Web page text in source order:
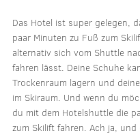
Das Hotel ist super gelegen,
paar Minuten zu Fuß zum
alternativ sich vom Shuttle
fahren lässt. Deine Schuhe
Trockenraum lagern und
im Skiraum. Und wenn du
du mit dem Hotelshuttle die
zum Skilift fahren. Ach ja, und